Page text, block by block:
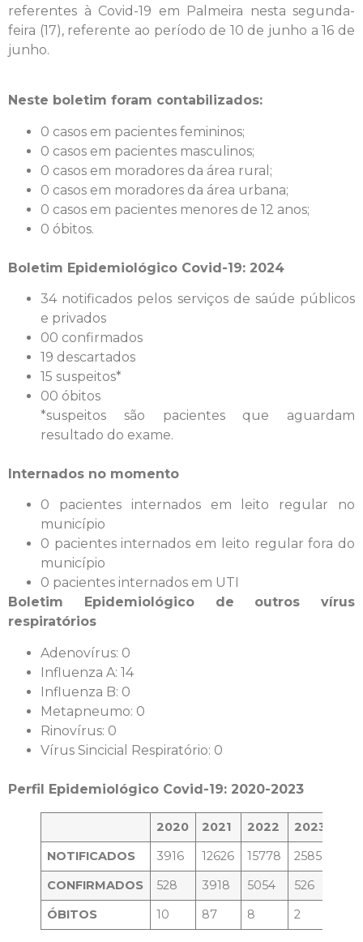
referentes à Covid-19 em Palmeira nesta segunda-
feira (17), referente ao período de 10 de junho a 16 de
junho.
Neste boletim foram contabilizados:
0 casos em pacientes femininos;
0 casos em pacientes masculinos;
0 casos em moradores da área rural;
0 casos em moradores da área urbana;
0 casos em pacientes menores de 12 anos;
0 óbitos.
Boletim Epidemiológico Covid-19: 2024
34 notificados pelos serviços de saúde públicos
e privados
00 confirmados
19 descartados
15 suspeitos*
00 óbitos
*suspeitos são pacientes que aguardam
resultado do exame.
Internados no momento
0 pacientes internados em leito regular no
município
0 pacientes internados em leito regular fora do
município
0 pacientes internados em UTI
Boletim Epidemiológico de outros vírus
respiratórios
Adenovírus: 0
Influenza A: 14
Influenza B: 0
Metapneumo: 0
Rinovírus: 0
Vírus Sincicial Respiratório: 0
Perfil Epidemiológico Covid-19: 2020-2023
2020 2021 2022
2023
NOTIFICADOS
3916 12626 15778
2585
CONFIRMADOS
528 3918 5054
526
ÓBITOS
10 87 8 2